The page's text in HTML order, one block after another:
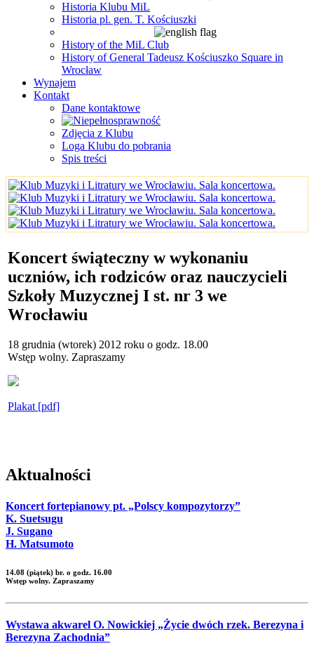
Historia Klubu MiL
Historia pl. gen. T. Kościuszki
History of the MiL Club
History of General Tadeusz Kościuszko Square in
Wrocław
Wynajem
Kontakt
Dane kontaktowe
Zdjęcia z Klubu
Loga Klubu do pobrania
Spis treści
Koncert świąteczny w wykonaniu
uczniów, ich rodziców oraz nauczycieli
Szkoły Muzycznej I st. nr 3 we
Wrocławiu
18 grudnia (wtorek) 2012 roku o godz. 18.00
Wstęp wolny. Zapraszamy
Plakat [pdf]
Aktualności
Koncert fortepianowy pt. „Polscy kompozytorzy”
K. Suetsugu
J. Sugano
H. Matsumoto
14.08 (piątek) br. o godz. 16.00
Wstęp wolny. Zapraszamy
Wystawa akwarel O. Nowickiej „Życie dwóch rzek. Berezyna i
Berezyna Zachodnia”